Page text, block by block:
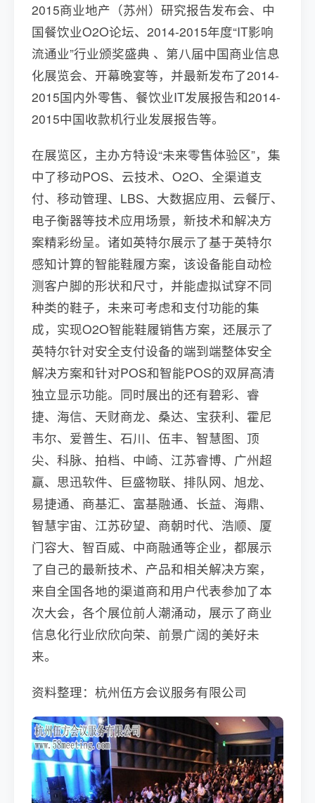
2015商业地产（苏州）研究报告发布会、中
国餐饮业O2O论坛、2014-2015年度“IT影响
流通业”行业颁奖盛典 、第八届中国商业信息
化展览会、开幕晚宴等，并最新发布了2014-
2015国内外零售、餐饮业IT发展报告和2014-
2015中国收款机行业发展报告等。
在展览区，主办方特设“未来零售体验区”，集
中了移动POS、云技术、O2O、全渠道支
付、移动管理、LBS、大数据应用、云餐厅、
电子衡器等技术应用场景，新技术和解决方
案精彩纷呈。诸如英特尔展示了基于英特尔
感知计算的智能鞋履方案，该设备能自动检
测客户脚的形状和尺寸，并能虚拟试穿不同
种类的鞋子，未来可考虑和支付功能的集
成，实现O2O智能鞋履销售方案，还展示了
英特尔针对安全支付设备的端到端整体安全
解决方案和针对POS和智能POS的双屏高清
独立显示功能。同时展出的还有碧彩、睿
捷、海信、天财商龙、桑达、宝获利、霍尼
韦尔、爱普生、石川、伍丰、智慧图、顶
尖、科脉、拍档、中崎、江苏睿博、广州超
赢、思迅软件、巨盛物联、排队网、旭龙、
易捷通、商基汇、富基融通、长益、海鼎、
智慧宇宙、江苏矽望、商朝时代、浩顺、厦
门容大、智百威、中商融通等企业，都展示
了自己的最新技术、产品和相关解决方案，
来自全国各地的渠道商和用户代表参加了本
次大会，各个展位前人潮涌动，展示了商业
信息化行业欣欣向荣、前景广阔的美好未
来。
资料整理：杭州伍方会议服务有限公司